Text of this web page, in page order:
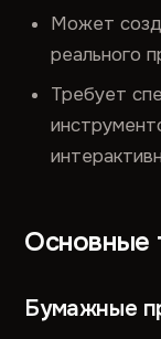
Может
реального
Требует
Основные
Бумажные